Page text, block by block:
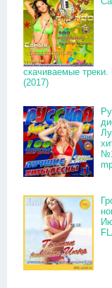
скачиваемые
(2017)